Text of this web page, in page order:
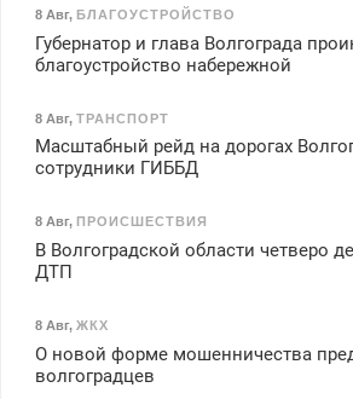
8 Авг, БЛАГОУСТРОЙСТВО
Губернатор и глава Волгограда
благоустройство набережной
8 Авг, ТРАНСПОРТ
Масштабный рейд на дорогах
сотрудники ГИББД
8 Авг, ПРОИСШЕСТВИЯ
В Волгоградской области четверо
ДТП
8 Авг, ЖКХ
О новой форме мошенничества
волгоградцев